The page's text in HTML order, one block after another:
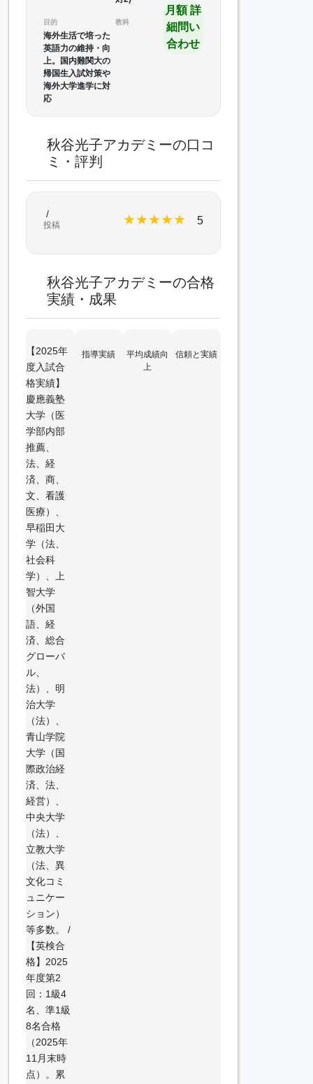
目的
海外生活で培った
英語力の維持・向
上。国内難関大の
帰国生入試対策や
海外大学進学に対
応
教科
月額 詳
細問い
合わせ
秋谷光子アカデミーの口コ
ミ・評判
★★★★★ 5
/
投稿
秋谷光子アカデミーの合格
実績・成果
【2025年
度入試合
格実績】
慶應義塾
大学（医
学部内部
推薦、
法、経
済、商、
文、看護
医療）、
早稲田大
学（法、
社会科
学）、上
智大学
（外国
語、経
済、総合
グローバ
ル、
法）、明
治大学
（法）、
青山学院
大学（国
際政治経
済、法、
経営）、
中央大学
（法）、
立教大学
（法、異
文化コミ
ュニケー
ション）
等多数。 /
【英検合
格】2025
年度第2
回：1級4
名、準1級
8名合格
（2025年
11月末時
点）。累
指導実績
平均成績向
上
信頼と実績